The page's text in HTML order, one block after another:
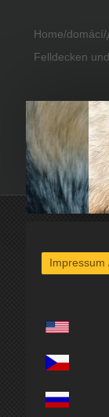
Home/
Felldecken
Impressum